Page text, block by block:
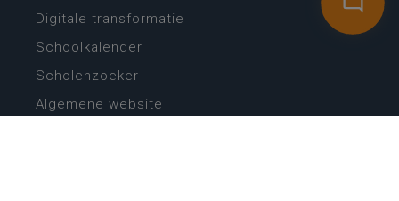
Digitale transformatie
Schoolkalender
Scholenzoeker
Algemene website